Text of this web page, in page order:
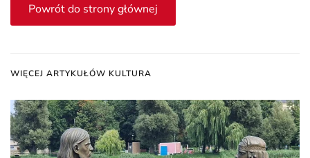
Powrót do strony głównej
WIĘCEJ ARTYKUŁÓW KULTURA